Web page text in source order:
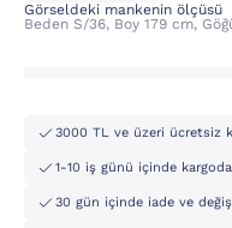
Görseldeki mankenin ölçüsü
Beden S/36, Boy 179 cm,
3000 TL ve üzeri ücretsiz
1-10 iş günü içinde kargoda
30 gün içinde iade ve